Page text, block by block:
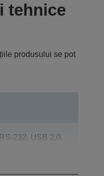
tehnice
produsului se pot
RS-232, USB 2.0,